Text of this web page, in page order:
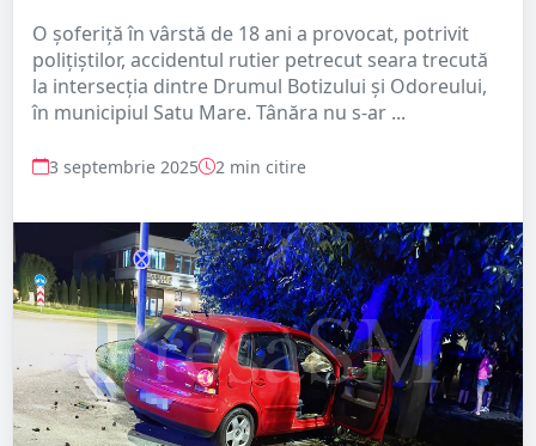
O șoferiță în vârstă de 18 ani a provocat, potrivit
polițiștilor, accidentul rutier petrecut seara trecută
la intersecția dintre Drumul Botizului și Odoreului,
în municipiul Satu Mare. Tânăra nu s-ar ...
3 septembrie 2025 2 min citire